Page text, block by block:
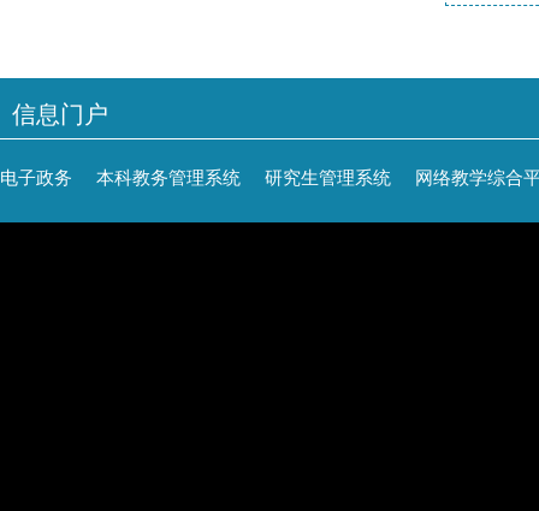
信息门户
电子政务 本科教务管理系统 研究生管理系统 网络教学综合